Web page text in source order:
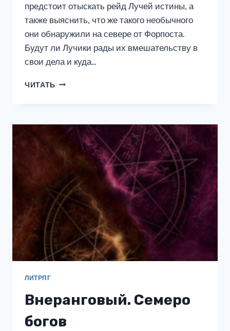
предстоит отыскать рейд Лучей истины, а
также выяснить, что же такого необычного
они обнаружили на севере от Форпоста.
Будут ли Лучики рады их вмешательству в
свои дела и куда…
ЧИТАТЬ ЭКСКЛЮЗИВНОЕ
ЛИТРПГ
Внеранговый. Семеро
богов